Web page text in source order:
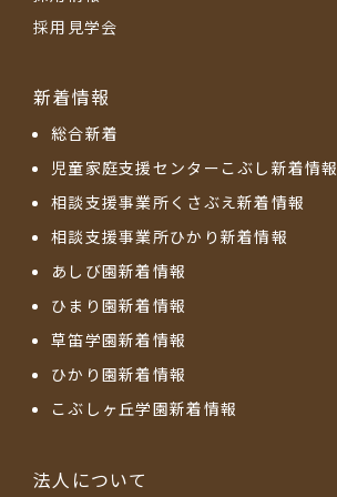
採用見学会
新着情報
総合新着
児童家庭支援センターこぶし新着情報
相談支援事業所くさぶえ新着情報
相談支援事業所ひかり新着情報
あしび園新着情報
ひまり園新着情報
草笛学園新着情報
ひかり園新着情報
こぶしヶ丘学園新着情報
法人について